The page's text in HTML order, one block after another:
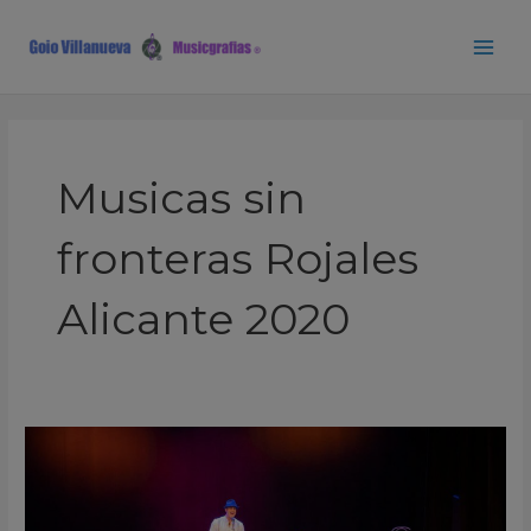
Musicas sin
fronteras Rojales
Alicante 2020